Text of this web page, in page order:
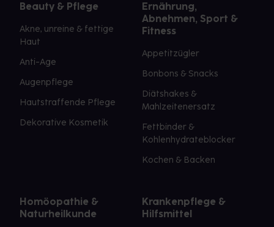
Beauty & Pflege
Akne, unreine & fettige
Haut
Anti-Age
Augenpflege
Hautstraffende Pflege
Dekorative Kosmetik
Ernährung,
Abnehmen, Sport &
Fitness
Appetitzügler
Bonbons & Snacks
Diätshakes &
Mahlzeitenersatz
Fettbinder &
Kohlenhydrateblocker
Kochen & Backen
Homöopathie &
Naturheilkunde
Krankenpflege &
Hilfsmittel